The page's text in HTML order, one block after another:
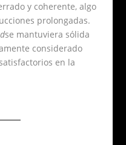
y coherente, algo
prolongadas.
se mantuviera sólida
considerado
en la